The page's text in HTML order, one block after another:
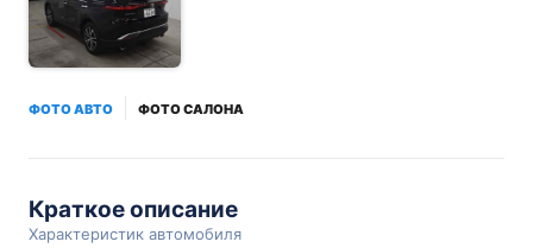
ФОТО АВТО ФОТО САЛОНА
Краткое описание
Характеристик автомобиля